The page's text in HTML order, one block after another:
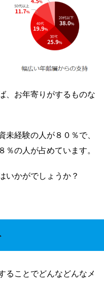
、お年寄りがするものな
経験の人が８０％で、
％の人が占めています。
いかがでしょうか？
ることでどんなどんなメ